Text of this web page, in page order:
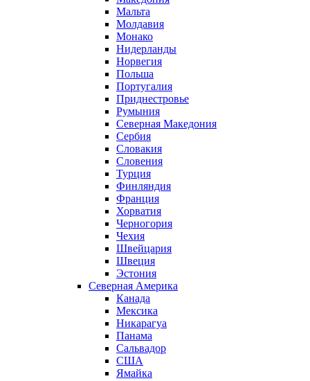
Мальта
Молдавия
Монако
Нидерланды
Норвегия
Польша
Португалия
Приднестровье
Румыния
Северная Македония
Сербия
Словакия
Словения
Турция
Финляндия
Франция
Хорватия
Черногория
Чехия
Швейцария
Швеция
Эстония
Северная Америка
Канада
Мексика
Никарагуа
Панама
Сальвадор
США
Ямайка